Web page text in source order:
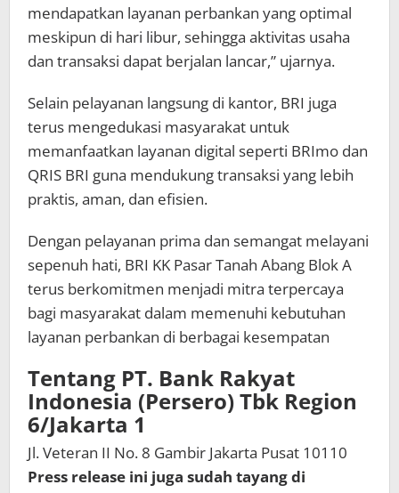
mendapatkan layanan perbankan yang optimal
meskipun di hari libur, sehingga aktivitas usaha
dan transaksi dapat berjalan lancar,” ujarnya.
Selain pelayanan langsung di kantor, BRI juga
terus mengedukasi masyarakat untuk
memanfaatkan layanan digital seperti BRImo dan
QRIS BRI guna mendukung transaksi yang lebih
praktis, aman, dan efisien.
Dengan pelayanan prima dan semangat melayani
sepenuh hati, BRI KK Pasar Tanah Abang Blok A
terus berkomitmen menjadi mitra terpercaya
bagi masyarakat dalam memenuhi kebutuhan
layanan perbankan di berbagai kesempatan
Tentang PT. Bank Rakyat
Indonesia (Persero) Tbk Region
6/Jakarta 1
Jl. Veteran II No. 8 Gambir Jakarta Pusat 10110
Press release ini juga sudah tayang di